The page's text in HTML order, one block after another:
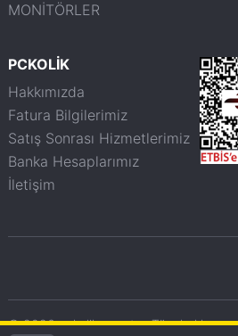
MONİTÖRLER
PCKOLİK
Hakkımızda
Fatura Bilgilerimiz
Satış Sonrası Hizmetlerimiz
Banka Hesaplarımız
İletişim
© 2026 pckolik.com.tr - Tüm haklarımız